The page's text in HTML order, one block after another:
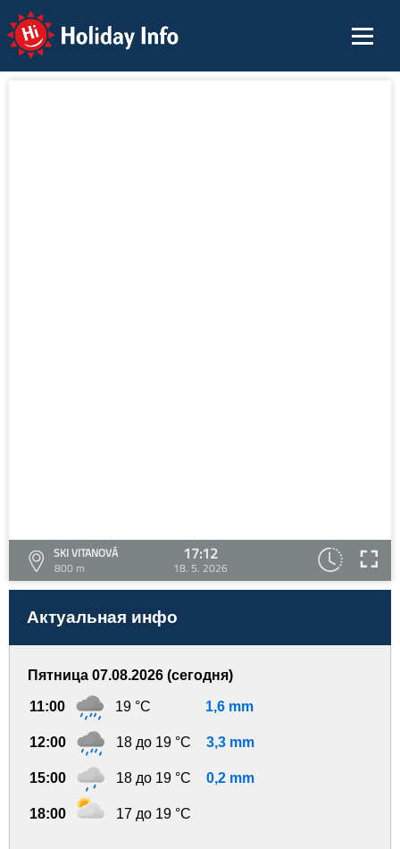
Holiday Info
SKI VITANOVÁ
800 m
17:12
18. 5. 2026
Актуальная инфо
Пятница 07.08.2026 (сегодня)
11:00 19 °C 1,6 mm
12:00 18 до 19 °C 3,3 mm
15:00 18 до 19 °C 0,2 mm
18:00 17 до 19 °C